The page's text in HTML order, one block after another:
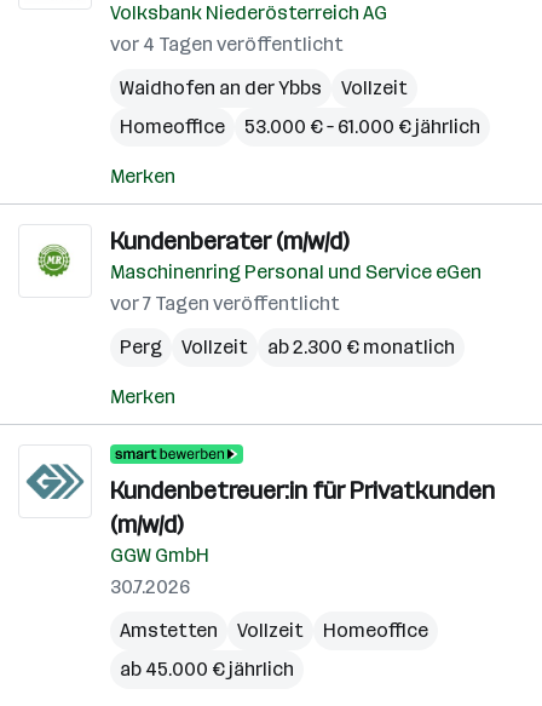
Volksbank Niederösterreich AG
vor 4 Tagen veröffentlicht
Waidhofen an der Ybbs
Vollzeit
Homeoffice
53.000 € – 61.000 € jährlich
Merken
Kundenberater (m/w/d)
Maschinenring Personal und Service eGen
vor 7 Tagen veröffentlicht
Perg
Vollzeit ab 2.300 € monatlich
Merken
Kundenbetreuer:in für Privatkunden
(m/w/d)
GGW GmbH
30.7.2026
Amstetten
Vollzeit
Homeoffice
ab 45.000 € jährlich